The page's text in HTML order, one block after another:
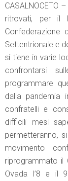
CASALNOCETO
ritrovati, per il
Confederazione
Settentrionale e
si tiene in varie
confrontarsi
programmare
dalla pandemia
confratelli e
difficili mesi
permetteranno,
movimento
riprogrammato il
Ovada l’8 e il